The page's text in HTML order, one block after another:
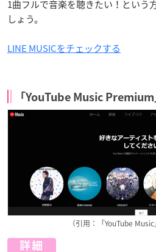
1曲フルで音楽を聴きたい！という
しょう。
LINE MUSICをチェックする
「YouTube Music Premium
（引用：「YouTube Music
詳細